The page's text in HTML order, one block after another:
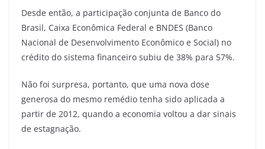
Desde então, a participação conjunta de Banco do
Brasil, Caixa Econômica Federal e BNDES (Banco
Nacional de Desenvolvimento Econômico e Social) no
crédito do sistema financeiro subiu de 38% para 57%.
Não foi surpresa, portanto, que uma nova dose
generosa do mesmo remédio tenha sido aplicada a
partir de 2012, quando a economia voltou a dar sinais
de estagnação.